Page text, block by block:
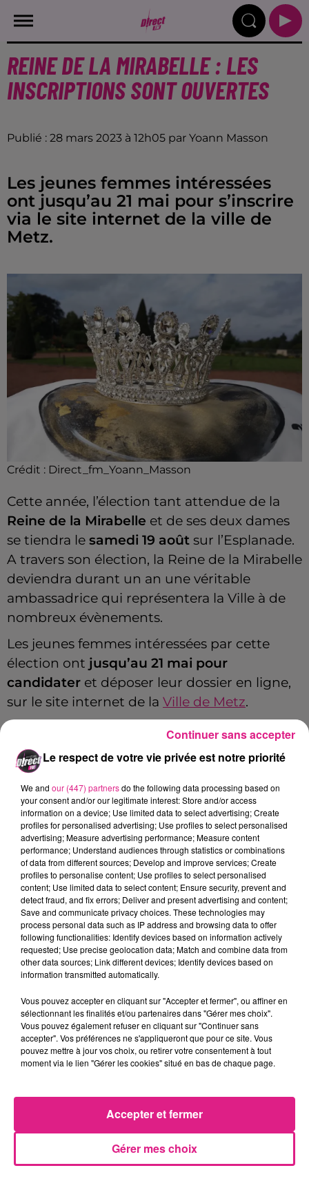
REINE DE LA MIRABELLE : LES
INSCRIPTIONS SONT OUVERTES
Publié : 28 mars 2023 à 12h05 par Yoann Masson
Les jeunes femmes intéressées
ont jusqu’au 21 mai pour s’inscrire
via le site internet de la ville de
Metz.
Crédit : Direct_fm_Yoann_Masson
Cette année, l’élection tant attendue de la
Reine de la Mirabelle et de ses deux dames
se tiendra le samedi 19 août sur l’Esplanade.
A travers son élection, la Reine de la Mirabelle
deviendra durant un an une véritable
ambassadrice qui représentera la Ville à de
nombreux évènements.
Les jeunes femmes intéressées par cette
élection ont jusqu’au 21 mai pour
candidater et déposer leur dossier en ligne,
sur le site internet de la Ville de Metz.
4 conditions doivent être réunies :
Les 8 candidates devront être présentes
l'élection finale (un calendrier de
répétitions leur sera remis en temps
voulu).
Les candidates doivent résider dans le
Grand Est et être âgées de 18 à 30 ans.
Les finalistes devront être disponibles du
18 au 27 août en journée et en soirée.
Les candidates doivent adhérer au
règlement du concours et signer une
autorisation de droit à l’image.
FIL ACTUS
12h06
Metz : une distribution de lunette gratuite pour voir l’éclipse
5 août 2026
4 août 2026
Officiel : Gauthier Hein quitte le FC Metz pour l'OGC Nice
4 août 2026
Officiel : le lac de Madine reporte son feu d’artifice
4 août 2026
Le respect de votre vie privée est notre priorité
We and our (447) partnersdo the following data processing based on
your consent and/or our legitimate interest: Store and/or access
information on a device; Use limited data to select advertising; Create
profiles for personalised advertising; Use profiles to select personalised
advertising; Measure advertising performance; Measure content
performance; Understand audiences through statistics or combinations
of data from different sources; Develop and improve services; Create
profiles to personalise content; Use profiles to select personalised
content; Use limited data to select content; Ensure security, prevent and
detect fraud, and fix errors; Deliver and present advertising and content;
Save and communicate privacy choices. These technologies may
process personal data such as IP address and browsing data to offer
following functionalities: Identify devices based on information actively
requested; Use precise geolocation data; Match and combine data from
other data sources; Link different devices; Identify devices based on
information transmitted automatically.
Vous pouvez accepter en cliquant sur "Accepter et fermer", ou affiner en
sélectionnant les finalités et/ou partenaires dans "Gérer mes choix".
Vous pouvez également refuser en cliquant sur "Continuer sans
accepter". Vos préférences ne s'appliqueront que pour ce site. Vous
pouvez mettre à jour vos choix, ou retirer votre consentement à tout
moment via le lien "Gérer les cookies" situé en bas de chaque page.
Gérer mes choix
Accepter et fermer
Continuer sans accepter